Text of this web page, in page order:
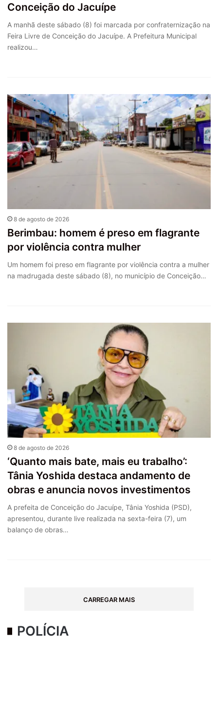
Conceição do Jacuípe
A manhã deste sábado (8) foi marcada por confraternização na
Feira Livre de Conceição do Jacuípe. A Prefeitura Municipal
realizou…
8 de agosto de 2026
Berimbau: homem é preso em flagrante
por violência contra mulher
Um homem foi preso em flagrante por violência contra a mulher
na madrugada deste sábado (8), no município de Conceição…
8 de agosto de 2026
‘Quanto mais bate, mais eu trabalho’:
Tânia Yoshida destaca andamento de
obras e anuncia novos investimentos
A prefeita de Conceição do Jacuípe, Tânia Yoshida (PSD),
apresentou, durante live realizada na sexta-feira (7), um
balanço de obras…
CARREGAR MAIS
POLÍCIA